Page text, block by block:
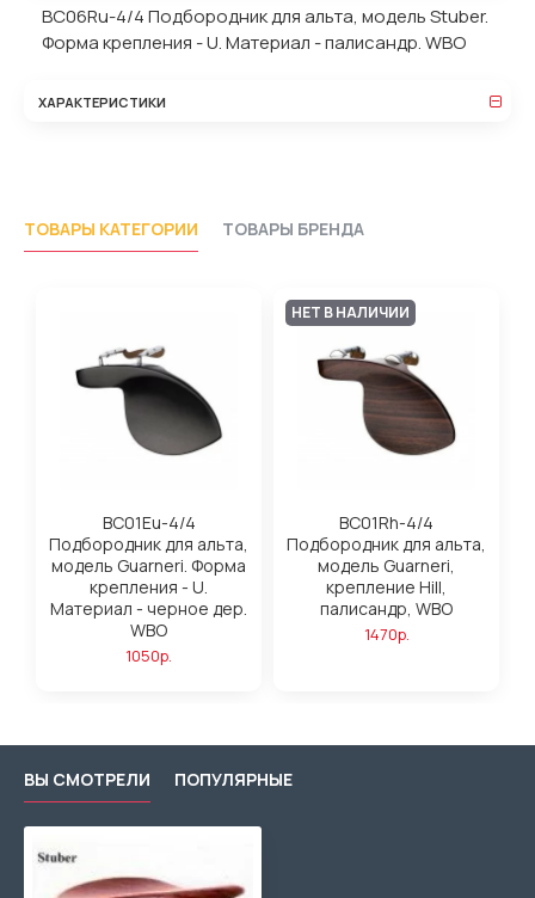
BC06Ru-4/4 Подбородник для альта, модель Stuber.
Форма крепления - U. Материал - палисандр. WBO
ХАРАКТЕРИСТИКИ
ТОВАРЫ КАТЕГОРИИ ТОВАРЫ БРЕНДА
BC01Eu-4/4
Подбородник для альта,
модель Guarneri. Форма
крепления - U.
Материал - черное дер.
WBO
1050р.
НЕТ В НАЛИЧИИ
BC01Rh-4/4
Подбородник для альта,
модель Guarneri,
крепление Hill,
палисандр, WBO
1470р.
ВЫ СМОТРЕЛИ ПОПУЛЯРНЫЕ